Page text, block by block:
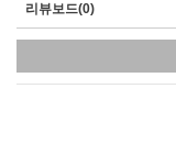
리뷰보드(0)